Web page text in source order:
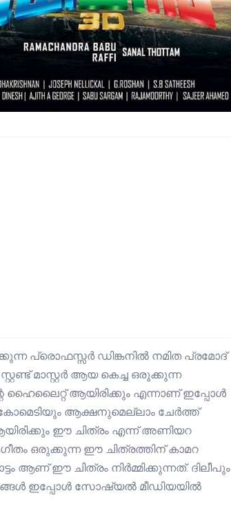
പ്രൊഫസ്സർ ഡിങ്കനിൽ നമിത പ്രമോദ്
മാസ്റ്റർ ആയ കെച്ച ഒരുക്കുന്ന
ഹൈലൈറ്റ് ആയിരിക്കും എന്നാണ് ഇപ്പോൾ
കോമെടിയും ആക്ഷനുമെല്ലാം ചേർത്ത്
ഈ ചിത്രം എന്ന് അണിയറ
ഒരുക്കുന്ന ഈ ചിത്രത്തിന് കാമറ
ആണ് ഈ ചിത്രം നിർമ്മിക്കുന്നത്. ദിലീപും
ഇപ്പോൾ സോഷ്യൽ മീഡിയയിൽ